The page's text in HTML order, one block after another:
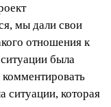
мы дали свои
отношения к
была
ситуации, которая